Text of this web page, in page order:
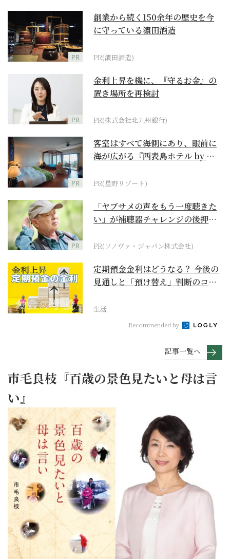
PR
創業から続く150余年の歴史を今
に守っている濵田酒造
PR(濵田酒造)
PR
金利上昇を機に、『守るお金』の
置き場所を再検討
PR(株式会社北九州銀行)
PR
客室はすべて海側にあり、眼前に
海が広がる『西表島ホテル by 星
PR(星野リゾート)
PR
「ヤブサメの声をもう一度聴きた
い」が補聴器チャレンジの後押し
PR(ソノヴァ・ジャパン株式会社)
定期預金金利はどうなる？ 今後の
見通しと「預け替え」判断のコツ
生活
Recommended by
記事一覧へ
市毛良枝『百歳の景色見たいと母は言
い』